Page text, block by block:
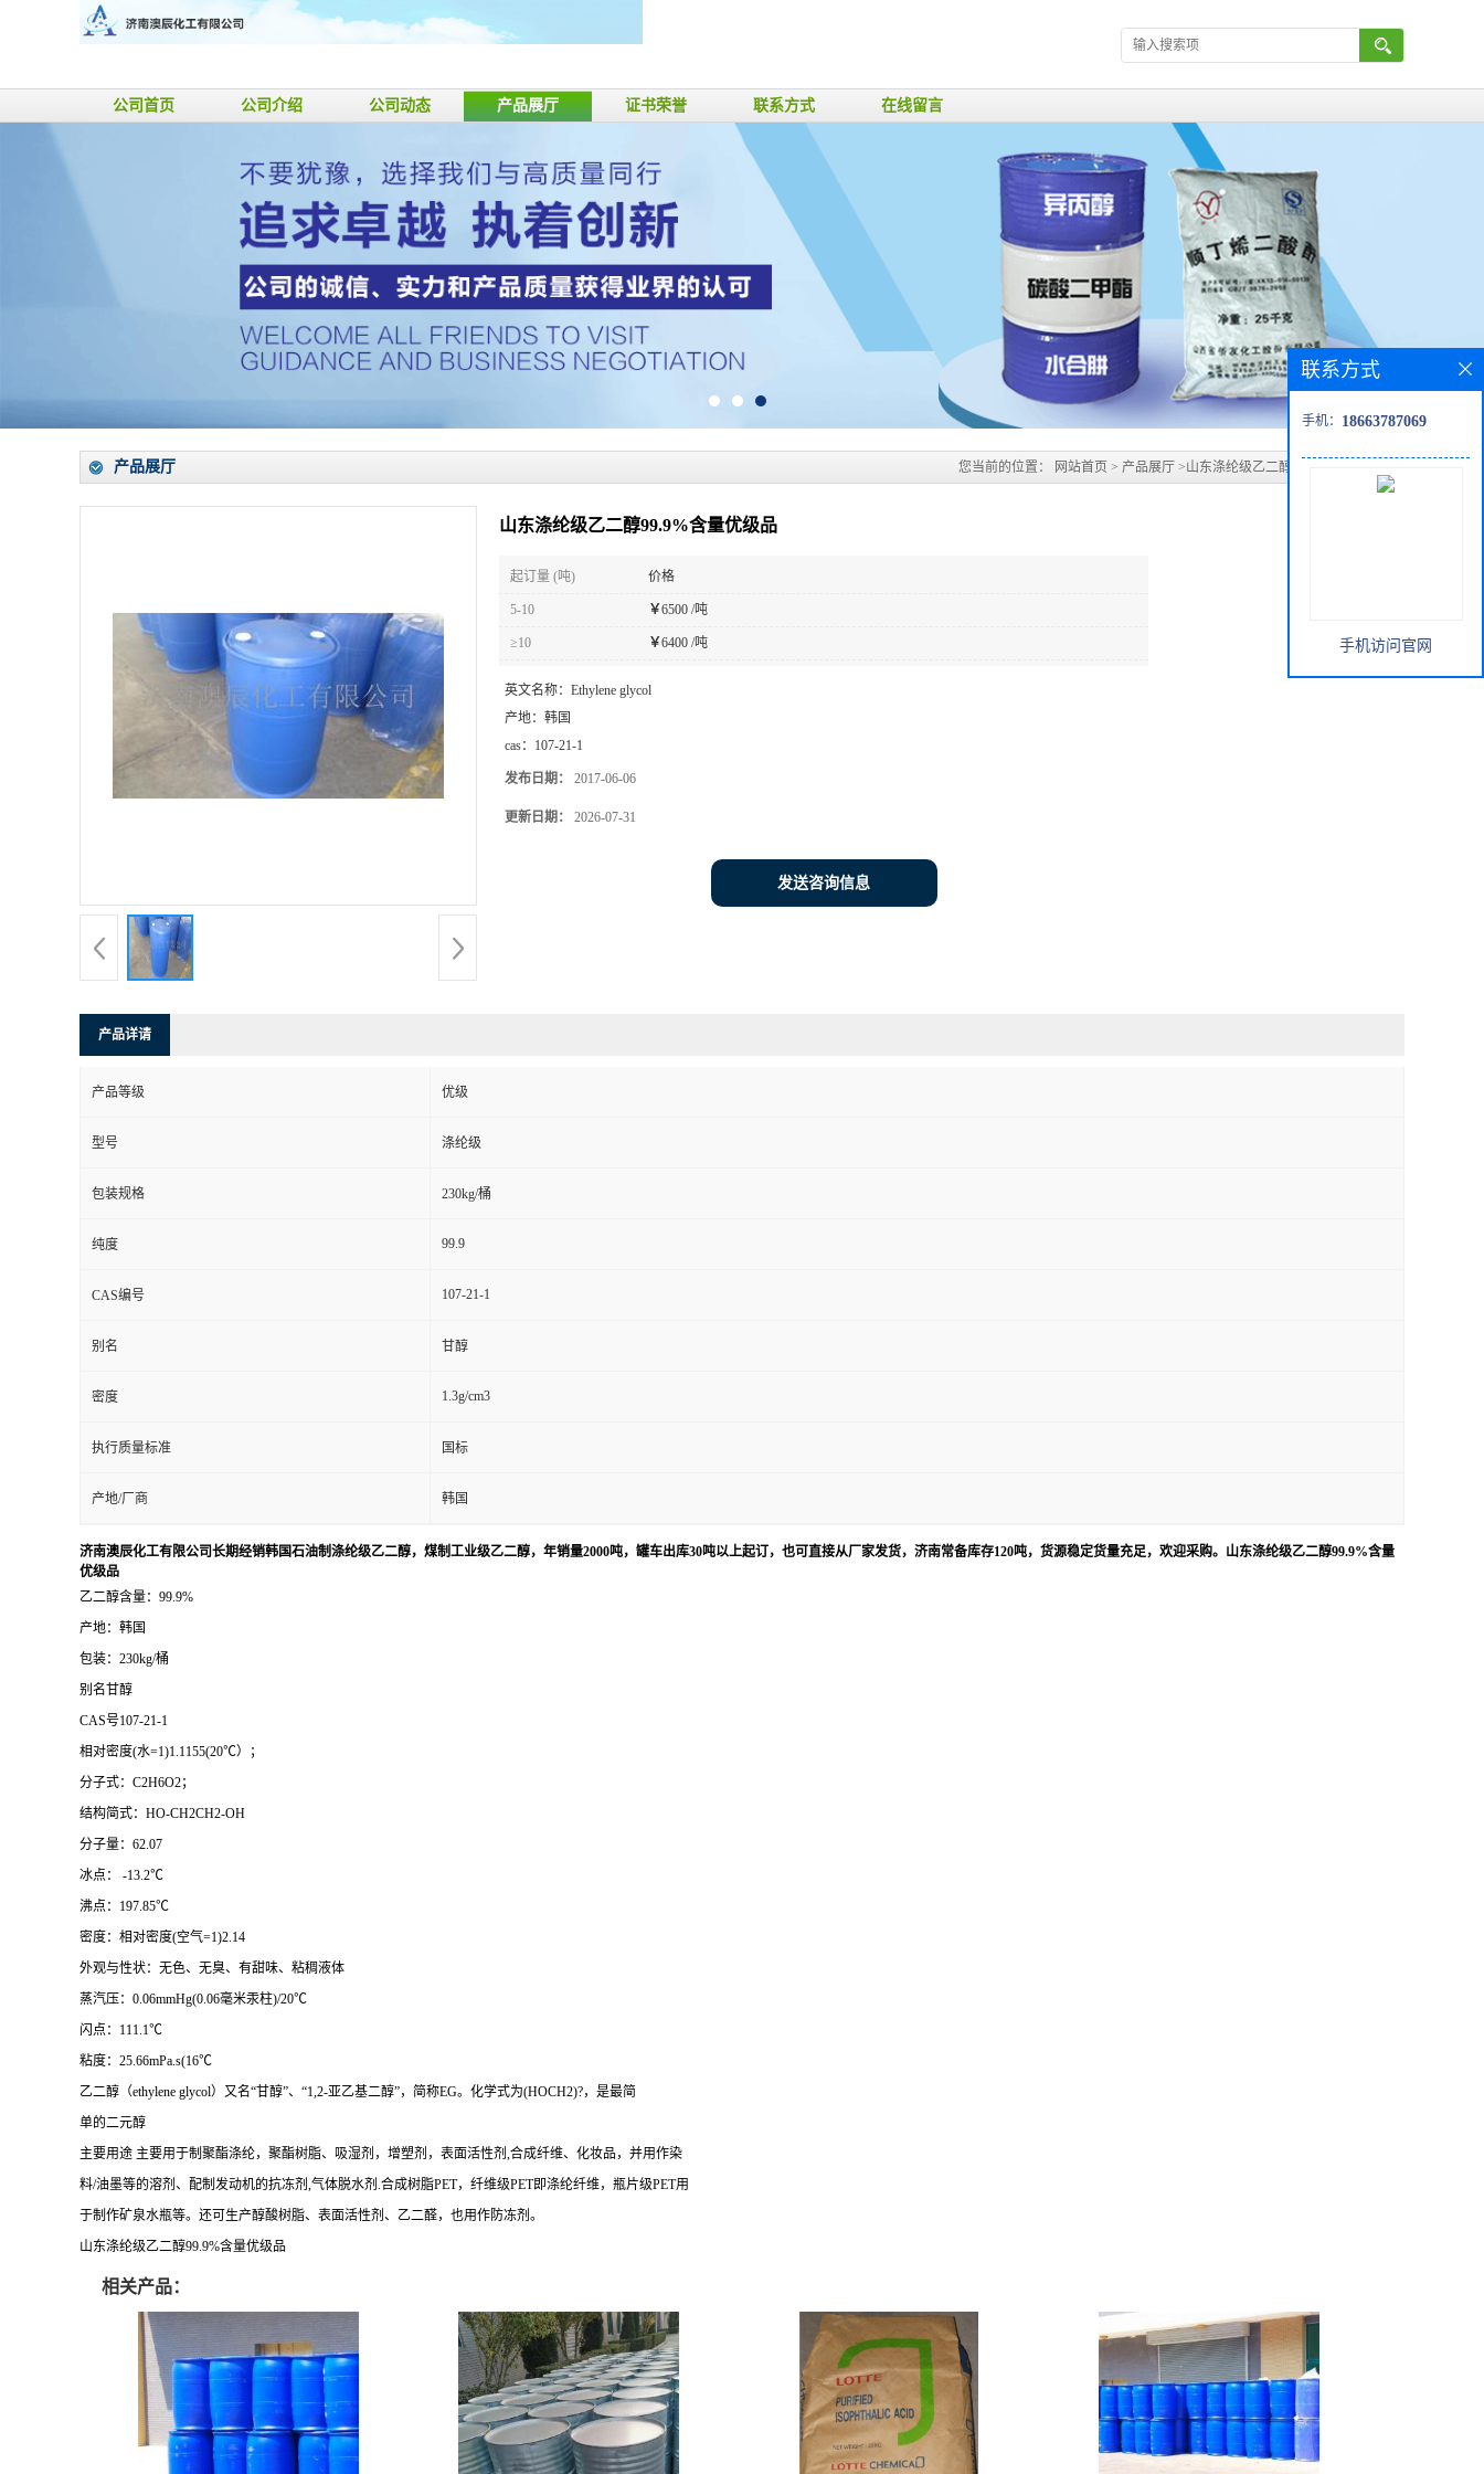
公司首页 公司介绍 公司动态 产品展厅 证书荣誉 联系方式 在线留言
产品展厅 您当前的位置： 网站首页 > 产品展厅 >山东涤纶级乙二醇99.9%含量优级品
山东涤纶级乙二醇99.9%含量优级品
起订量 (吨) 价格
5-10 ￥6500 /吨
≥10 ￥6400 /吨
英文名称： Ethylene glycol
产地： 韩国
cas： 107-21-1
发布日期： 2017-06-06
更新日期： 2026-07-31
发送咨询信息
产品详请
产品等级 优级
型号 涤纶级
包装规格 230kg/桶
纯度 99.9
CAS编号 107-21-1
别名 甘醇
密度 1.3g/cm3
执行质量标准 国标
产地/厂商 韩国
济南澳辰化工有限公司长期经销韩国石油制涤纶级乙二醇，煤制工业级乙二醇，年销量2000吨，罐车出库30吨以上起订，也可直接从厂家发货，济南常备库存120吨，货源稳定货量充足，欢迎采购。山东涤纶级乙二醇99.9%含量
优级品
乙二醇含量：99.9%
产地：韩国
包装：230kg/桶
别名甘醇
CAS号107-21-1
相对密度(水=1)1.1155(20℃）；
分子式：C2H6O2；
结构简式：HO-CH2CH2-OH
分子量：62.07
冰点： -13.2℃
沸点：197.85℃
密度：相对密度(空气=1)2.14
外观与性状：无色、无臭、有甜味、粘稠液体
蒸汽压：0.06mmHg(0.06毫米汞柱)/20℃
闪点：111.1℃
粘度：25.66mPa.s(16℃
乙二醇（ethylene glycol）又名“甘醇”、“1,2-亚乙基二醇”，简称EG。化学式为(HOCH2)?，是最简
单的二元醇
主要用途 主要用于制聚酯涤纶，聚酯树脂、吸湿剂，增塑剂，表面活性剂,合成纤维、化妆品，并用作染
料/油墨等的溶剂、配制发动机的抗冻剂,气体脱水剂.合成树脂PET，纤维级PET即涤纶纤维，瓶片级PET用
于制作矿泉水瓶等。还可生产醇酸树脂、表面活性剂、乙二醛，也用作防冻剂。
山东涤纶级乙二醇99.9%含量优级品
相关产品：
联系方式
手机： 18663787069
手机访问官网